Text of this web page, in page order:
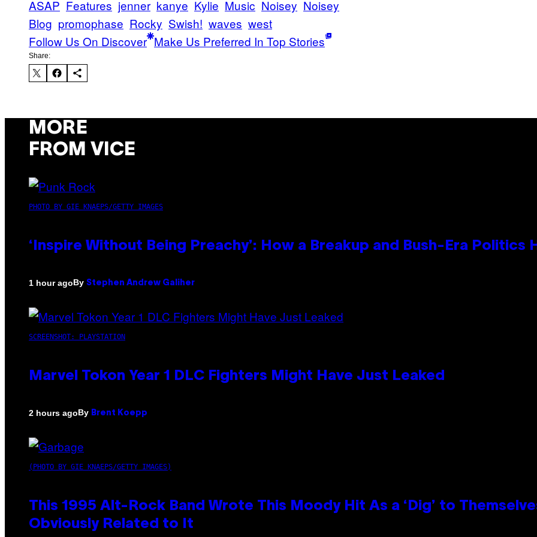
ASAP Features jenner kanye Kylie Music Noisey Noisey
Blog promophase Rocky Swish! waves west
Follow Us On Discover Make Us Preferred In Top Stories
Share:
MORE
FROM VICE
PHOTO BY GIE KNAEPS/GETTY IMAGES
‘Inspire Without Being Preachy’: How a Breakup and Bush-Era Politics
1 hour agoBy Stephen Andrew Galiher
SCREENSHOT: PLAYSTATION
Marvel Tokon Year 1 DLC Fighters Might Have Just Leaked
2 hours agoBy Brent Koepp
(PHOTO BY GIE KNAEPS/GETTY IMAGES)
This 1995 Alt-Rock Band Wrote This Moody Hit As a ‘Dig’ to
Obviously Related to It